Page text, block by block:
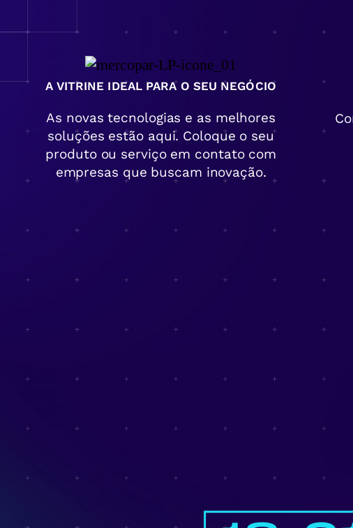
A VITRINE IDEAL PARA O SEU NEGÓCIO
As novas tecnologias e as melhores
soluções estão aqui. Coloque o seu
produto ou serviço em contato com
empresas que buscam inovação.